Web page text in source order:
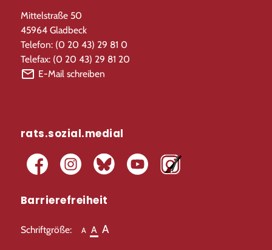
Mittelstraße 50
45964 Gladbeck
Telefon: (0 20 43) 29 81 0
Telefax: (0 20 43) 29 81 20
E-Mail schreiben
rats.sozial.medial
Barrierefreiheit
Schriftgröße: A A A